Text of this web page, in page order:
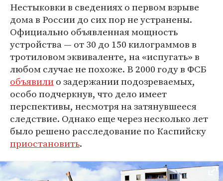
Нестыковки в сведениях о первом взрыве
дома в России до сих пор не устранены.
Официально объявленная мощность
устройства — от 30 до 150 килограммов в
тротиловом эквиваленте, на «испугать» в
любом случае не похоже. В 2000 году в ФСБ
объявилио задержании подозреваемых,
особо подчеркнув, что дело имеет
перспективы, несмотря на затянувшееся
следствие. Однако еще через несколько лет
было решено расследование по Каспийску
приостановить.